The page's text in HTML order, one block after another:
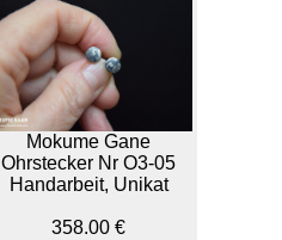
Mokume Gane
Ohrstecker Nr O3-05
Handarbeit, Unikat
358.00 €